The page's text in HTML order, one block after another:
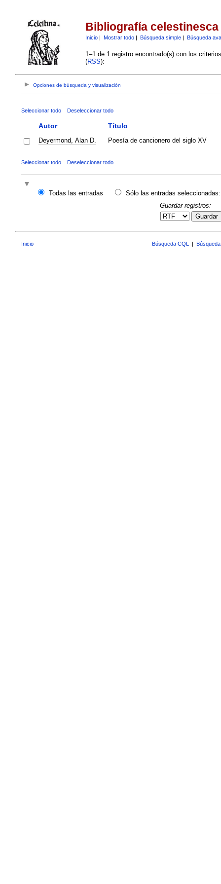
Bibliografía celestinesca
Inicio| Mostrar todo| Búsqueda simple| Búsqueda
1–1 de 1 registro encontrado(s) con los
(RSS):
Opciones de búsqueda y visualización
Seleccionar todo Deseleccionar todo
Autor Título
Deyermond, Alan D. Poesía de cancionero del siglo XV
Seleccionar todo Deseleccionar todo
Todas las entradas
Sólo las entradas seleccionadas:
Guardar registros:
Guardar
Inicio Búsqueda CQL